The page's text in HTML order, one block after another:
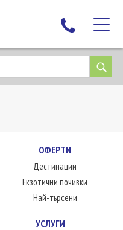
ОФЕРТИ
Дестинации
Екзотични почивки
Най-търсени
УСЛУГИ